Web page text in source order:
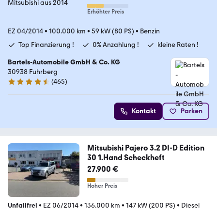
Erhöhter Preis
EZ 04/2014• 100.000 km • 59 kW (80 PS) • Benzin
Top Finanzierung !
0% Anzahlung ! kleine Raten !
Bartels-Automobile GmbH & Co. KG
30938 Fuhrberg
4.6 Sterne
(465)
Kontakt Parken
Mitsubishi Pajero 3.2 DI-D Edition
30 1.Hand Scheckheft
27.900 €
Hoher Preis
Unfallfrei • EZ 06/2014• 136.000 km • 147 kW (200 PS) • Diesel